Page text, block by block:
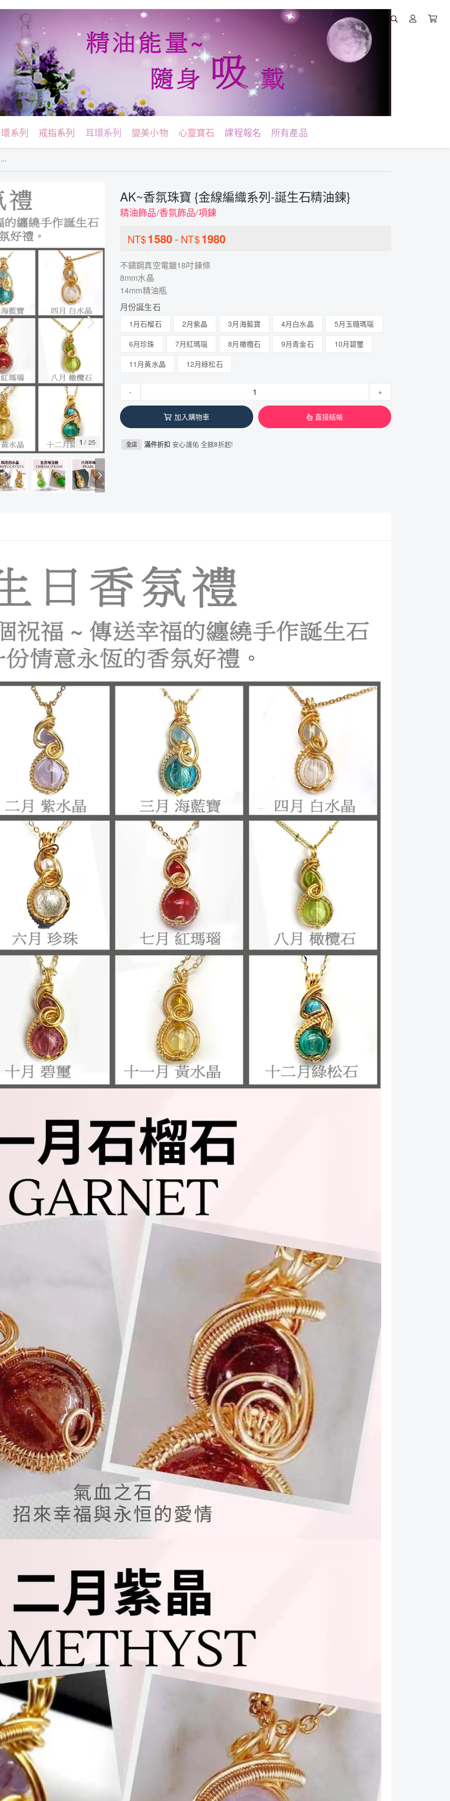
系列 戒指系列 耳環系列 變美小物 心靈寶石 課程報名 所有產品
1 / 25
AK~香氛珠寶 {金線編織系列-誕生石精油鍊}
精油飾品/香氛飾品/項鍊
NT$1580- NT$1980
不鏽鋼真空電鍍18吋鍊條
8mm水晶
14mm精油瓶
月份誕生石
1月石榴石 2月紫晶 3月海藍寶 4月白水晶
5月玉瓍瑪瑙
6月珍珠
7月紅瑪瑙 8月橄欖石 9月青金石
10月碧璽
11月黃水晶
12月綠松石
- +
加入購物車 直接結帳
全店 滿件折扣 安心護佑 全館8折起!